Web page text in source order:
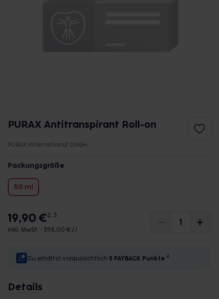
PURAX Antitranspirant Roll-on
PURAX International GmbH
Packungsgröße
50 ml
19,90 €2, 3
inkl. MwSt. • 398,00 € / l
Du erhältst voraussichtlich 5 PAYBACK Punkte 4
Details